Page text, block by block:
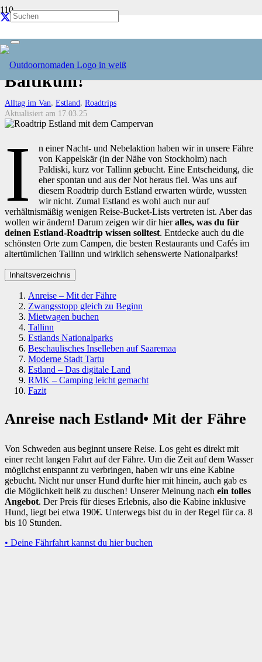
Route durch das unbekannte
Baltikum!
Alltag im Van, Estland, Roadtrips
Aktualisiert am 17.03.25
I
n einer Nacht- und Nebelaktion haben wir in unsere Fähre
von Kappelskär (in der Nähe von Stockholm) nach
Paldiski, kurz vor Tallinn gebucht. Eine Entscheidung, die
eher spontan und aus der Not heraus fiel. Was uns auf
diesem Roadtrip durch Estland erwarten würde, wussten
wir nicht. Zumal Estland es wohl auch nur auf
verhältnismäßig wenigen Reise-Bucket-Lists vertreten ist. Aber das
wollen wir ändern! Darum zeigen wir dir hieralles, was du für
deinen Estland-Roadtrip wissen solltest. Entdecke auch du die
schönsten Orte zum Campen, die besten Restaurants und Cafés im
altertümlichen Tallinn und wirklich sehenswerte Nationalparks!
Inhaltsverzeichnis
Anreise – Mit der Fähre
Zwangsstopp gleich zu Beginn
Mietwagen buchen
Tallinn
Estlands Nationalparks
Beschaulisches Inselleben auf Saaremaa
Moderne Stadt Tartu
Estland – Das digitale Land
RMK – Camping leicht gemacht
Fazit
Anreise nach Estland• Mit der Fähre
Von Schweden aus beginnt unsere Reise. Los geht es direkt mit
einer recht langen Fahrt auf der Fähre. Um die Zeit auf dem Wasser
möglichst entspannt zu verbringen, haben wir uns eine Kabine
gebucht. Nicht nur unser Hund durfte hier mit hinein, auch gab es
die Möglichkeit heiß zu duschen! Unserer Meinung nach ein tolles
Angebot. Der Preis für dieses Erlebnis, also die Kabine inklusive
Hund, liegt bei etwa 190€. Unterwegs bist du in der Regel für ca. 8
bis 10 Stunden.
• Deine Fährfahrt kannst du hier buchen